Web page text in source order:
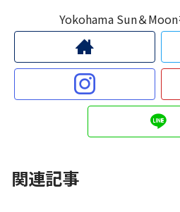
Yokohama Sun＆
関連記事